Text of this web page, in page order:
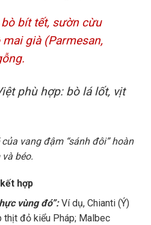
bít tết, sườn cừu
già (Parmesan,
phù hợp: bò lá lốt, vịt
vang đậm “sánh đôi” hoàn
béo.
hợp
vùng đó”:Ví dụ, Chianti (Ý)
thịt đỏ kiểu Pháp; Malbec